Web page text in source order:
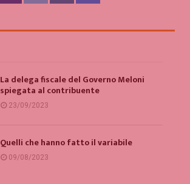
La delega fiscale del Governo Meloni
spiegata al contribuente
23/09/2023
Quelli che hanno fatto il variabile
09/08/2023